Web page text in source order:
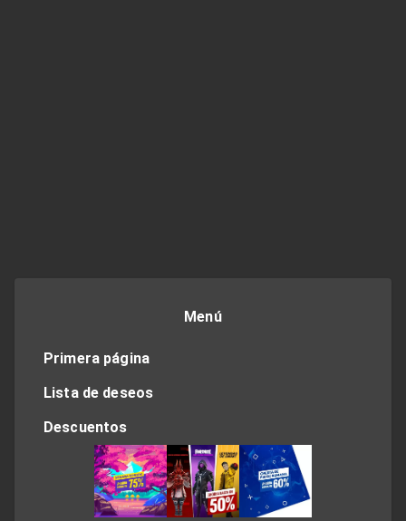
Menú
Primera página
Lista de deseos
Descuentos